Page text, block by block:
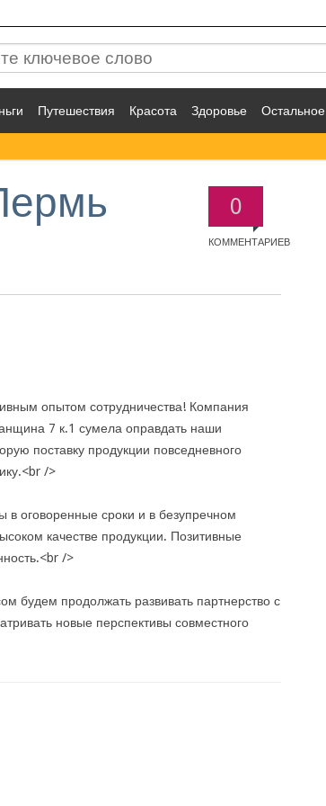
Путешествия Красота Здоровье Остальное
0
КОММЕНТАРИЕВ
опытом сотрудничества! Компания
7 к.1 сумела оправдать наши
поставку продукции повседневного
/>
в оговоренные сроки и в безупречном
качестве продукции. Позитивные
/>
будем продолжать развивать партнерство с
новые перспективы совместного